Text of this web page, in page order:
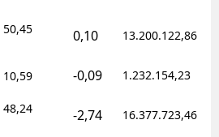
50,45 0,10 13.200.122,86
10,59 -0,09 1.232.154,23
48,24 -2,74 16.377.723,46